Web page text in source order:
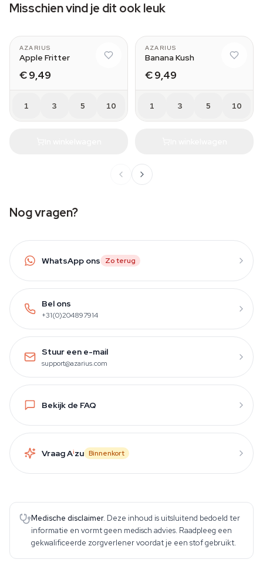
Misschien vind je dit ook leuk
AZARIUS
Apple Fritter
€ 9,49
1 3 5 10
AZARIUS
Banana Kush
€ 9,49
1 3 5 10
Nog vragen?
WhatsApp ons Zo terug
Bel ons
+31(0)204897914
Stuur een e-mail
support@azarius.com
Bekijk de FAQ
Vraag Aizu Binnenkort
Medische disclaimer. Deze inhoud is uitsluitend bedoeld ter
informatie en vormt geen medisch advies. Raadpleeg een
gekwalificeerde zorgverlener voordat je een stof gebruikt.